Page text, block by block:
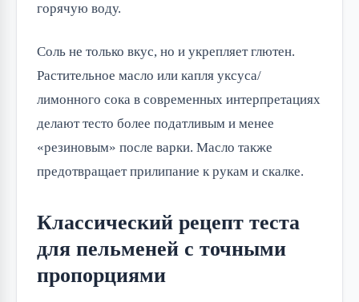
горячую воду.
Соль не только вкус, но и укрепляет глютен.
Растительное масло или капля уксуса/
лимонного сока в современных интерпретациях
делают тесто более податливым и менее
«резиновым» после варки. Масло также
предотвращает прилипание к рукам и скалке.
Классический рецепт теста
для пельменей с точными
пропорциями